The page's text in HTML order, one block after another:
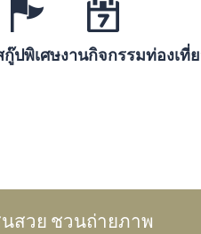
กู๊ปพิเศษงานกิจกรรมท่องเที่
สวย ชวนถ่ายภาพ